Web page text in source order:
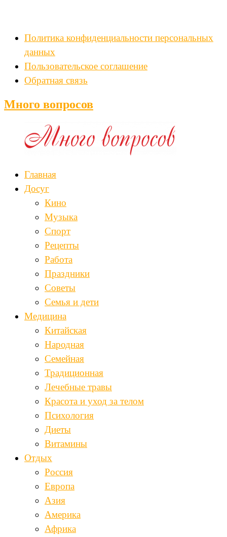
Политика конфиденциальности персональных
данных
Пользовательское соглашение
Обратная связь
Много вопросов
Главная
Досуг
Кино
Музыка
Спорт
Рецепты
Работа
Праздники
Советы
Семья и дети
Медицина
Китайская
Народная
Семейная
Традиционная
Лечебные травы
Красота и уход за телом
Психология
Диеты
Витамины
Отдых
Россия
Европа
Азия
Америка
Африка